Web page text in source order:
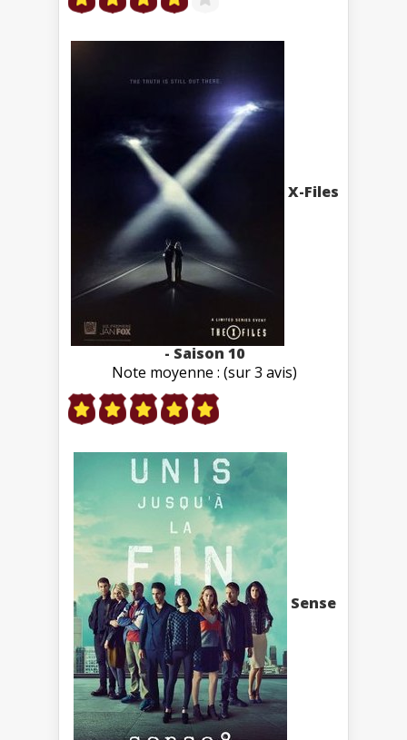
X-Files
- Saison 10
Note moyenne : (sur 3 avis)
Sense